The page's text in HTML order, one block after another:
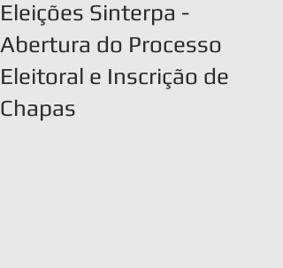
Eleições Sinterpa -
Abertura do Processo
Eleitoral e Inscrição de
Chapas